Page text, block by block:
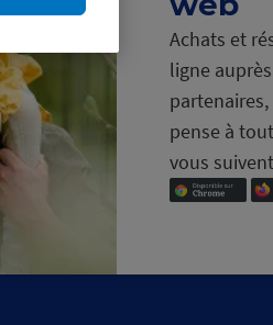
Achats et
ligne
pense à
vous